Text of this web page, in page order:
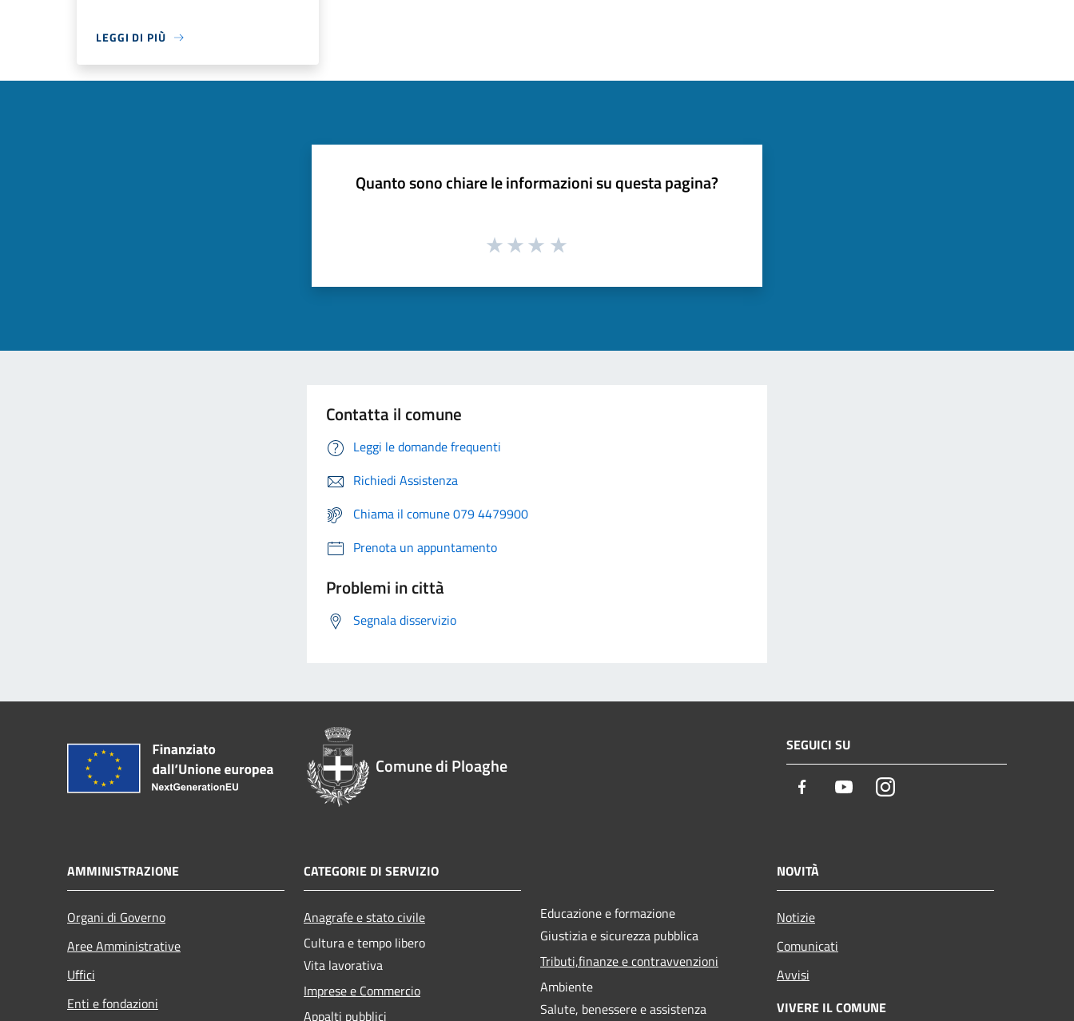
LEGGI DI PIÙ
Quanto sono chiare le informazioni su questa pagina?
Contatta il comune
Leggi le domande frequenti
Richiedi Assistenza
Chiama il comune 079 4479900
Prenota un appuntamento
Problemi in città
Segnala disservizio
Comune di Ploaghe
SEGUICI SU
Facebook YoutubeInstagram
AMMINISTRAZIONE
Organi di Governo
Aree Amministrative
Uffici
Enti e fondazioni
CATEGORIE DI SERVIZIO
Anagrafe e stato civile
Cultura e tempo libero
Vita lavorativa
Imprese e Commercio
Appalti pubblici
Educazione e formazione
Giustizia e sicurezza pubblica
Tributi,finanze e contravvenzioni
Ambiente
Salute, benessere e assistenza
NOVITÀ
Notizie
Comunicati
Avvisi
VIVERE IL COMUNE